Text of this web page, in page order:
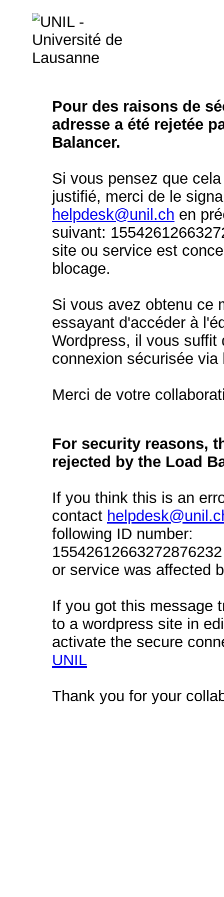
Pour des raisons de
adresse a été rejetée
Balancer.
Si vous pensez que
justifié, merci de le
helpdesk@unil.ch en
suivant:
site ou service est
blocage.
Si vous avez obtenu ce
essayant d'accéder à
Wordpress, il vous suffit
connexion sécurisée
Merci de votre
For security reasons,
rejected by the Load
If you think this is an
contact
following ID number:
or service was affected
If you got this message
to a wordpress site in
activate the secure
UNIL
Thank you for your